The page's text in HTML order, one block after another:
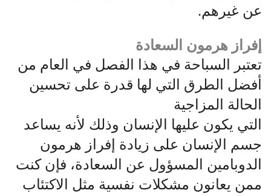
عن غيرهم.
إفراز هرمون السعادة
تعتبر السباحة في هذا الفصل في العام من
أفضل الطرق التي لها قدرة على تحسين
الحالة المزاجية
التي يكون عليها الإنسان وذلك لأنه يساعد
جسم الإنسان على زيادة إفراز هرمون
الدوبامين المسؤول عن السعادة، فإن كنت
ممن يعانون مشكلات نفسية مثل الاكتئاب